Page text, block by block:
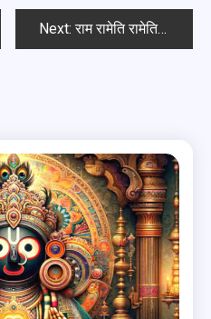
Next: राम रामेति रामेति, रमे रामे मनोरमे